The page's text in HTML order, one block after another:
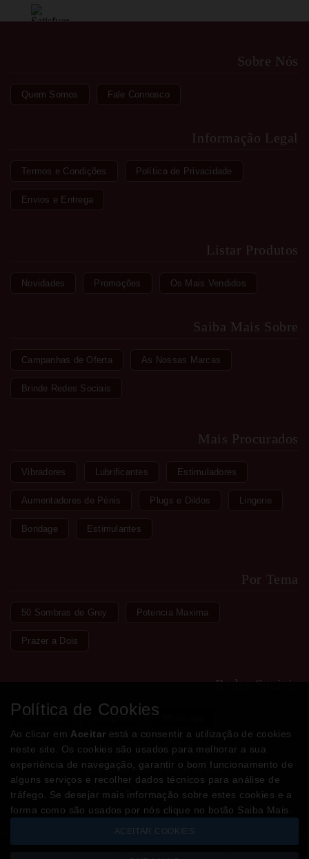
Sobre Nós
Quem Somos Fale Connosco
Informação Legal
Termos e Condições Política de Privacidade
Envios e Entrega
Listar Produtos
Novidades Promoções Os Mais Vendidos
Saiba Mais Sobre
Campanhas de Oferta As Nossas Marcas
Brinde Redes Sociais
Mais Procurados
Vibradores Lubrificantes Estimuladores
Aumentadores de Pénis Plugs e Dildos Lingerie
Bondage Estimulantes
Por Tema
50 Sombras de Grey Potencia Maxima
Prazer a Dois
Redes Sociais
Facebook Instagram
Métodos de Pagamento
Política de Cookies
Ao clicar em Aceitar está a consentir a utilização de cookies
neste site. Os cookies são usados para melhorar a sua
experiência de navegação, garantir o bom funcionamento de
alguns serviços e recolher dados técnicos para análise de
tráfego. Se desejar mais informação sobre estes cookies e a
forma como são usados por nós clique no botão Saiba Mais.
ACEITAR COOKIES